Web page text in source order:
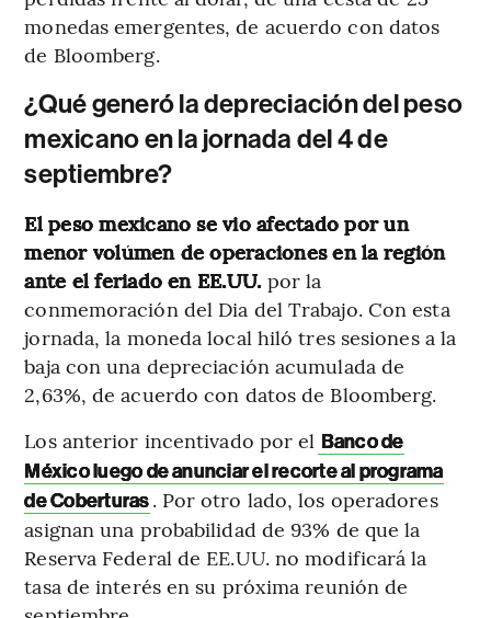
monedas emergentes, de acuerdo con datos
de Bloomberg.
¿Qué generó la depreciación del peso
mexicano en la jornada del 4 de
septiembre?
El peso mexicano se vio afectado por un
menor volúmen de operaciones en la región
ante el feriado en EE.UU. por la
conmemoración del Dia del Trabajo. Con esta
jornada, la moneda local hiló tres sesiones a la
baja con una depreciación acumulada de
2,63%, de acuerdo con datos de Bloomberg.
Los anterior incentivado por el Banco de
México luego de anunciar el recorte al programa
de Coberturas. Por otro lado, los operadores
asignan una probabilidad de 93% de que la
Reserva Federal de EE.UU. no modificará la
tasa de interés en su próxima reunión de